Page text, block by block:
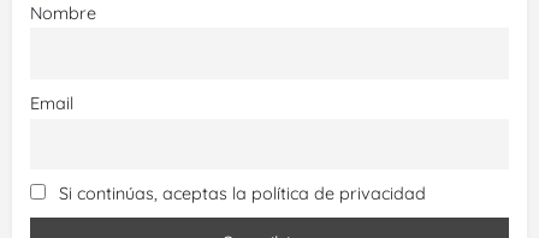
Nombre
Email
Si continúas, aceptas la política de privacidad